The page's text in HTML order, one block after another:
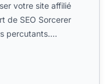
votre site affilié
de SEO Sorcerer
percutants.